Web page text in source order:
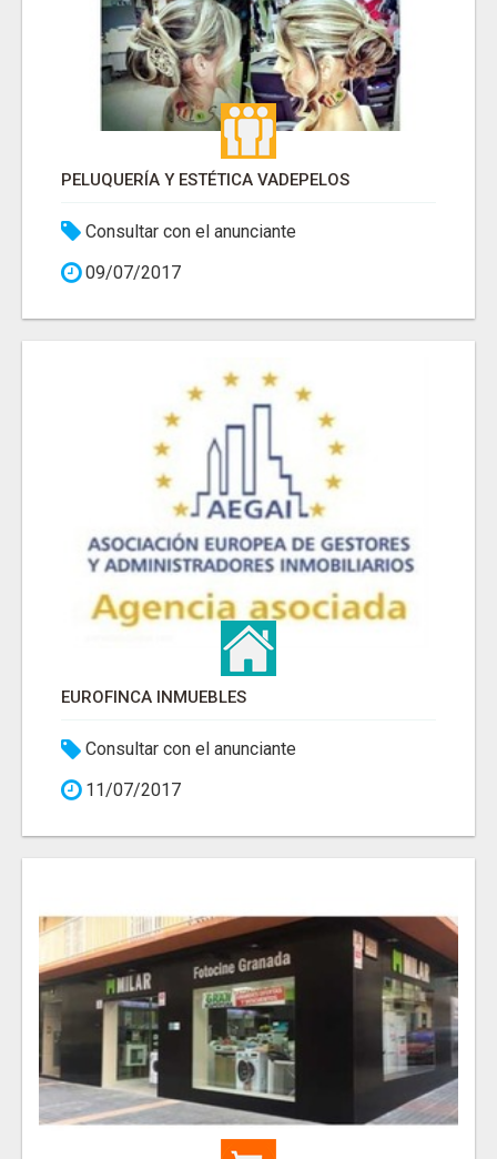
PELUQUERÍA Y ESTÉTICA VADEPELOS
Consultar con el anunciante
09/07/2017
EUROFINCA INMUEBLES
Consultar con el anunciante
11/07/2017